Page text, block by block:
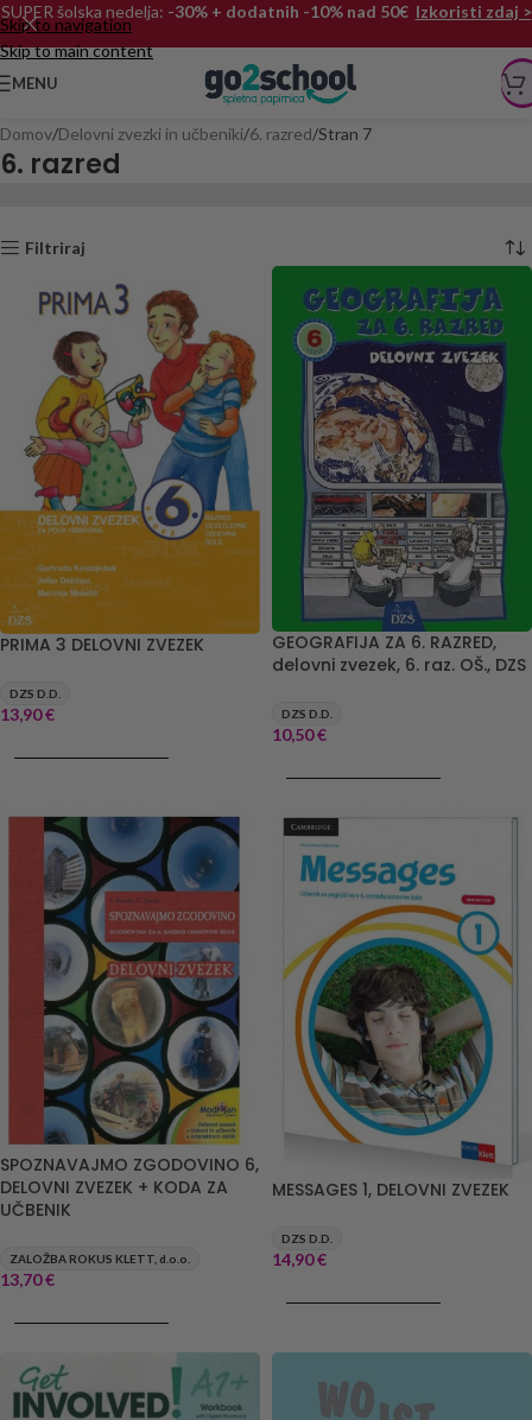
Skip to navigation
Skip to main content
SUPER šolska nedelja: -30% + dodatnih -10% nad 50€ Izkoristi zdaj >
MENU
Domov Delovni zvezki in učbeniki 6. razred Stran 7
6. razred
Filtriraj
PRIMA 3 DELOVNI ZVEZEK
DZS D.D.
13,90€
GEOGRAFIJA ZA 6. RAZRED,
delovni zvezek, 6. raz. OŠ., DZS
DZS D.D.
10,50€
SPOZNAVAJMO ZGODOVINO 6,
DELOVNI ZVEZEK + KODA ZA
UČBENIK
ZALOŽBA ROKUS KLETT, d.o.o.
13,70€
MESSAGES 1, DELOVNI ZVEZEK
DZS D.D.
14,90€